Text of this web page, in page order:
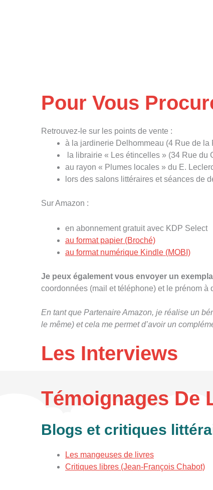
Pour Vous
Retrouvez-le sur les points de vente :
à la jardinerie Delhommeau (4 Rue de la
la librairie « Les étincelles » (34 Rue du
au rayon « Plumes locales » du E.
lors des salons littéraires et séances de
Sur Amazon :
en abonnement gratuit avec KDP Select
au format papier (Broché)
au format numérique Kindle (MOBI)
Je peux également vous envoyer un
coordonnées (mail et téléphone) et le prénom à
En tant que Partenaire Amazon, je réalise un
le même) et cela me permet d’avoir un
Les Interviews
Témoignages De
Blogs et critiques
Les mangeuses de livres
Critiques libres (Jean-François Chabot)